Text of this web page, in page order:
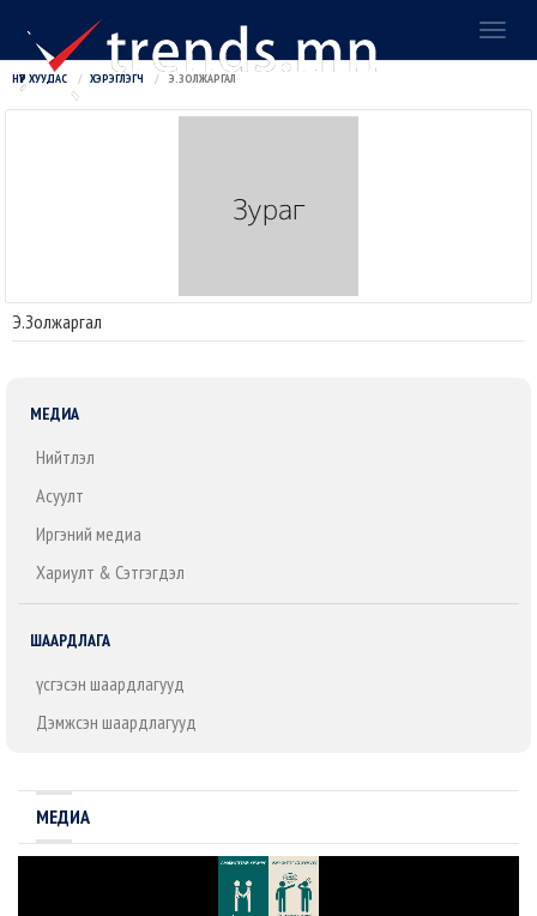
НҮҮР ХУУДАС ХЭРЭГЛЭГЧ Э.ЗОЛЖАРГАЛ
Э.Золжаргал
МЕДИА
Нийтлэл
Асуулт
Иргэний медиа
Хариулт & Сэтгэгдэл
ШААРДЛАГА
Үүсгэсэн шаардлагууд
Дэмжсэн шаардлагууд
МЕДИА